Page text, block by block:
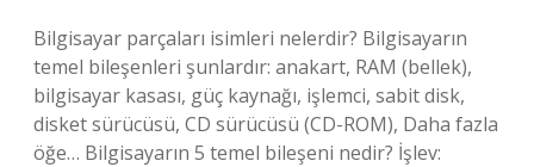
Bilgisayar parçaları isimleri nelerdir? Bilgisayarın
temel bileşenleri şunlardır: anakart, RAM (bellek),
bilgisayar kasası, güç kaynağı, işlemci, sabit disk,
disket sürücüsü, CD sürücüsü (CD-ROM), Daha fazla
öğe… Bilgisayarın 5 temel bileşeni nedir? İşlev: